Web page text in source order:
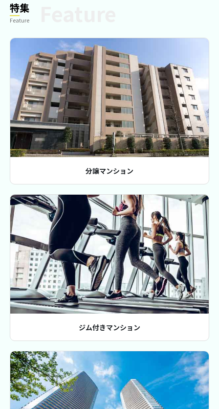
特集
Feature
分譲マンション
ジム付きマンション